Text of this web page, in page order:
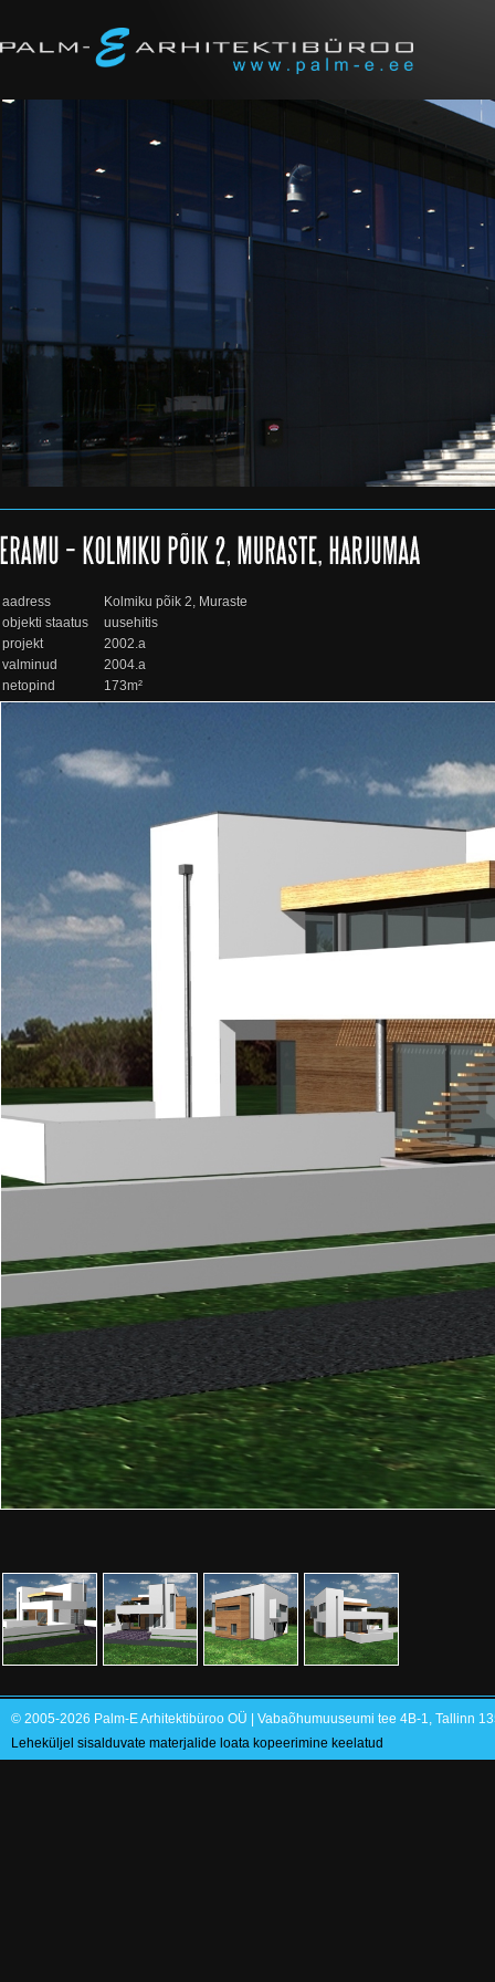
aadress
Kolmiku põik 2, Muraste
objekti staatus
uusehitis
projekt
2002.a
valminud
2004.a
netopind
173m²
© 2005-2026 Palm-E Arhitektibüroo OÜ | Vabaõhumuuseumi tee 4B-1, Tallinn
Leheküljel sisalduvate materjalide loata kopeerimine keelatud